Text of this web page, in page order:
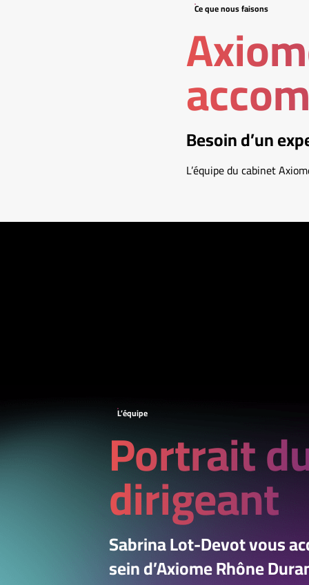
Ce que nous faisons
Besoin d’un
L’équipe du cabinet
L’équipe
Portrait
dirigeant
Sabrina Lot-Devot vous
sein d’Axiome Rhône